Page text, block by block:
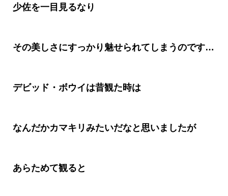
少佐を一目見るなり
その美しさにすっかり魅せられてしまうのです…
デビッド・ボウイは昔観た時は
なんだかカマキリみたいだなと思いましたが
あらためて観ると